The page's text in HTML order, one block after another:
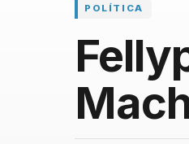
POLÍTICA